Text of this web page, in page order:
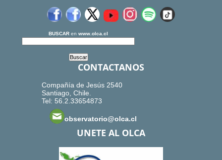
BUSCAR en www.olca.cl
CONTACTANOS
Compañía de Jesús 2540
Santiago, Chile.
Tel: 56.2.33654873
observatorio@olca.cl
UNETE AL OLCA